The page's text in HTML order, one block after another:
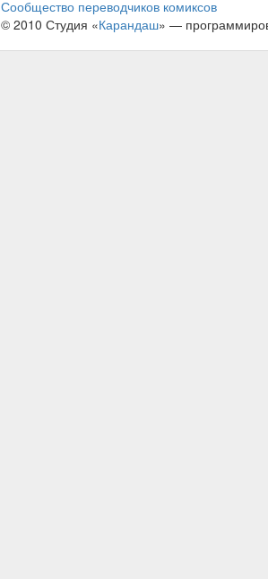
Сообщество переводчиков комиксов
© 2010 Студия «Карандаш» —